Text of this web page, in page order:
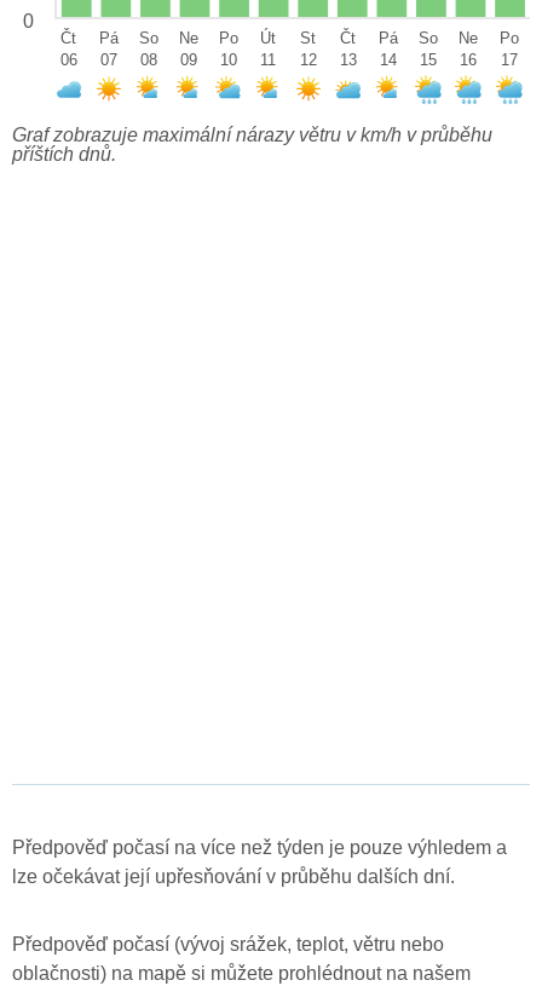
0
Čt
06
Pá
07
So
08
Ne
09
Po
10
Út
11
St
12
Čt
13
Pá
14
So
15
Ne
16
Po
17
Graf zobrazuje maximální nárazy větru v km/h v průběhu
příštích dnů.
Předpověď počasí na více než týden je pouze výhledem a
lze očekávat její upřesňování v průběhu dalších dní.
Předpověď počasí (vývoj srážek, teplot, větru nebo
oblačnosti) na mapě si můžete prohlédnout na našem